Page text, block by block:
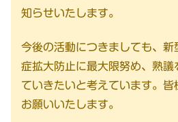
知らせいたします。
今後の活動につきましても、
症拡大防止に最大限努め、熟議
ていきたいと考えています。
お願いいたします。